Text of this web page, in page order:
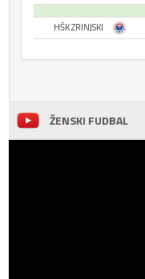
HŠK ZRINJSKI
ŽENSKI FUDBAL